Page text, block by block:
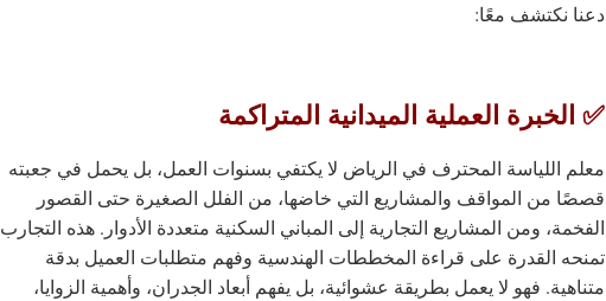
دعنا نكتشف معًا:
✅ الخبرة العملية الميدانية المتراكمة
معلم اللياسة المحترف في الرياض لا يكتفي بسنوات العمل، بل يحمل في جعبته
قصصًا من المواقف والمشاريع التي خاضها، من الفلل الصغيرة حتى القصور
الفخمة، ومن المشاريع التجارية إلى المباني السكنية متعددة الأدوار. هذه التجارب
تمنحه القدرة على قراءة المخططات الهندسية وفهم متطلبات العميل بدقة
متناهية. فهو لا يعمل بطريقة عشوائية، بل يفهم أبعاد الجدران، وأهمية الزوايا،